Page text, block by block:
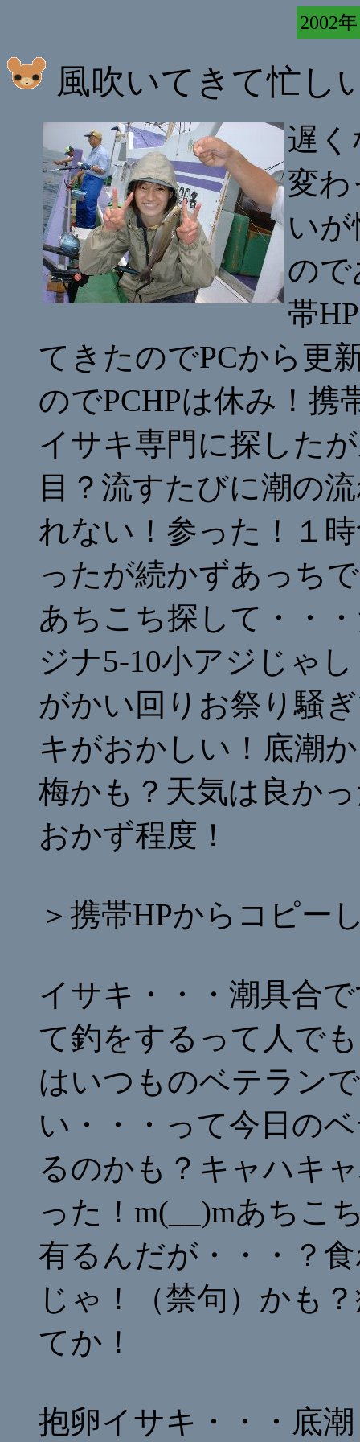
2002
風吹いてきて忙し
遅く
変
い
の
帯
てきたのでPCから更
のでPCHPは休み！携
イサキ専門に探した
目？流すたびに潮の
れない！参った！１
ったが続かずあっち
あちこち探して・・
ジナ5-10小アジじゃ
がかい回りお祭り騒
キがおかしい！底潮
梅かも？天気は良か
おかず程度！
＞携帯HPからコピー
イサキ・・・潮具合
て釣をするって人で
はいつものベテラン
い・・・って今日の
るのかも？キャハキ
った！m(__)mあちこ
有るんだが・・・？
じゃ！（禁句）かも
てか！
抱卵イサキ・・・底